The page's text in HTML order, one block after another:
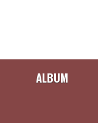
ALBUM